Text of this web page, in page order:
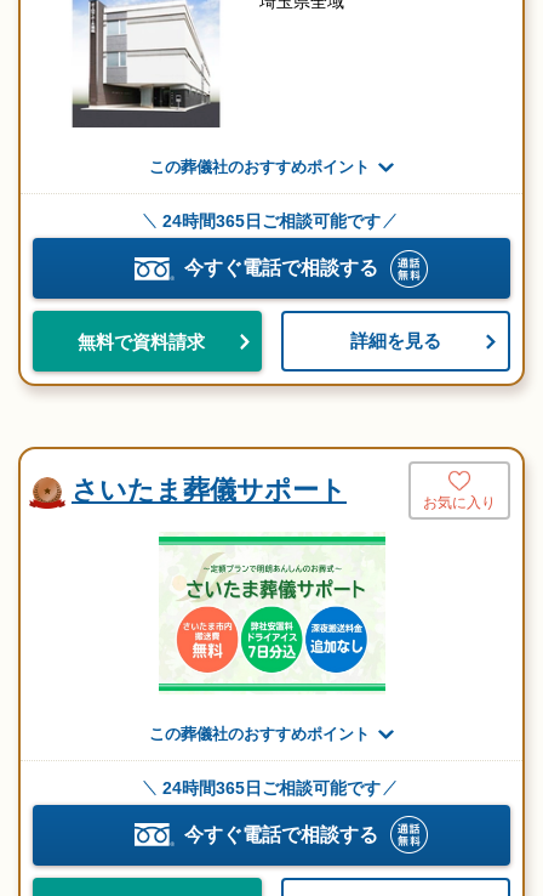
この葬儀社のおすすめポイント
24時間365日ご相談可能です
今すぐ電話で相談する
無料で資料請求 詳細を見る
さいたま葬儀サポート お気に入り
この葬儀社のおすすめポイント
24時間365日ご相談可能です
今すぐ電話で相談する